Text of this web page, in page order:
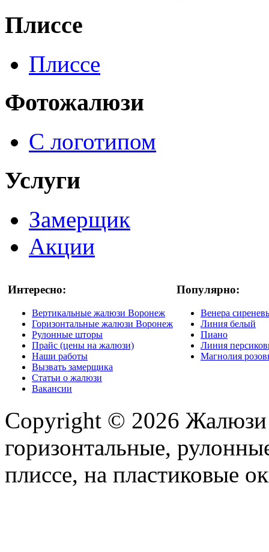
Плиссе
Плиссе
Фотожалюзи
С логотипом
Услуги
Замерщик
Акции
Интересно:
Вертикальные жалюзи Воронеж
Горизонтальные жалюзи Воронеж
Рулонные шторы
Прайс (цены на жалюзи)
Наши работы
Вызвать замерщика
Статьи о жалюзи
Вакансии
Популярно:
Венера
Линия белый
Пиано
Линия
Магнолия
Copyright © 2026 Жалюзи
горизонтальные,
плиссе, на пластиковые